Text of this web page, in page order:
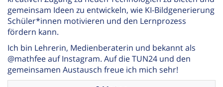
gemeinsam Ideen zu entwickeln, wie KI-Bildgenerierung
Schüler*innen motivieren und den Lernprozess
fördern kann.
Ich bin Lehrerin, Medienberaterin und bekannt als
@mathfee auf Instagram. Auf die TUN24 und den
gemeinsamen Austausch freue ich mich sehr!